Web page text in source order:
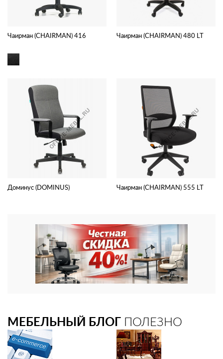
Чаирман (CHAIRMAN) 416 Чаирман (CHAIRMAN) 480 LT
Доминус (DOMINUS) Чаирман (CHAIRMAN) 555 LT
МЕБЕЛЬНЫЙ БЛОГ ПОЛЕЗНО